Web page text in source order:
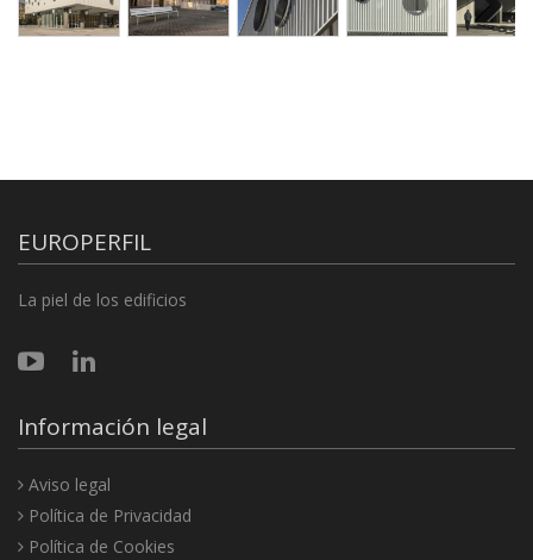
EUROPERFIL
La piel de los edificios
Información legal
Aviso legal
Política de Privacidad
Política de Cookies